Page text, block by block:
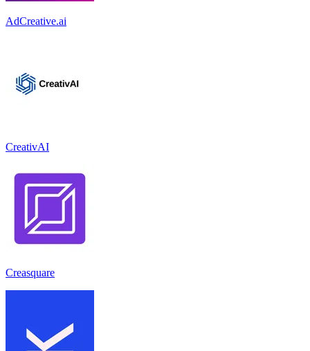
AdCreative.ai
CreativAI
Creasquare